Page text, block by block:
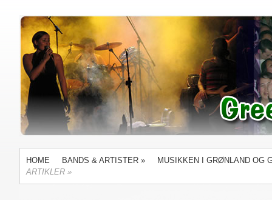
HOME BANDS & ARTISTER »
MUSIKKEN I GRØNLAND OG
ARTIKLER »